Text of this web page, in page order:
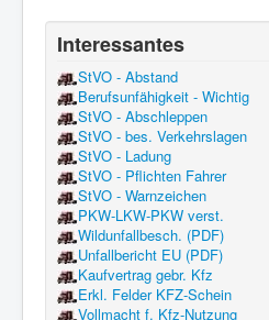
Interessantes
StVO - Abstand
Berufsunfähigkeit - Wichtig
StVO - Abschleppen
StVO - bes. Verkehrslagen
StVO - Ladung
StVO - Pflichten Fahrer
StVO - Warnzeichen
PKW-LKW-PKW verst.
Wildunfallbesch. (PDF)
Unfallbericht EU (PDF)
Kaufvertrag gebr. Kfz
Erkl. Felder KFZ-Schein
Vollmacht f. Kfz-Nutzung